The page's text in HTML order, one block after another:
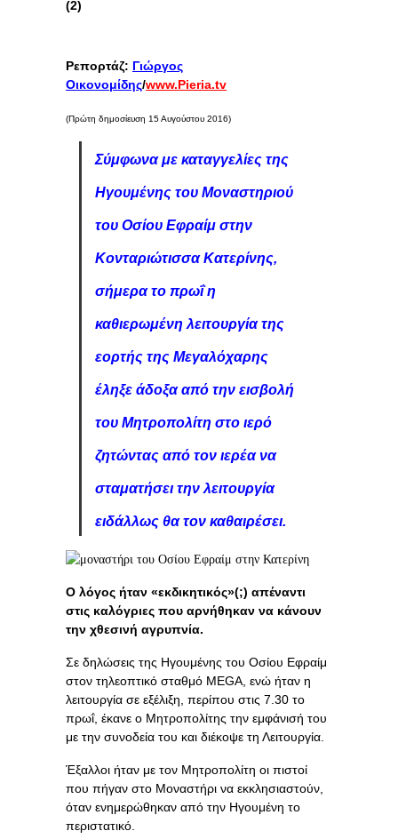
Ρεπορτάζ: Γιώργος
Οικονομίδης/www.Pieria.tv
(Πρώτη δημοσίευση 15 Αυγούστου 2016)
Σύμφωνα με καταγγελίες της
Ηγουμένης του Μοναστηριού
του Οσίου Εφραίμ στην
Κονταριώτισσα Κατερίνης,
σήμερα το πρωΐ η
καθιερωμένη λειτουργία της
εορτής της Μεγαλόχαρης
έληξε άδοξα από την εισβολή
του Μητροπολίτη στο ιερό
ζητώντας από τον ιερέα να
σταματήσει την λειτουργία
ειδάλλως θα τον καθαιρέσει.
Ο λόγος ήταν «εκδικητικός»(;) απέναντι
στις καλόγριες που αρνήθηκαν να κάνουν
την χθεσινή αγρυπνία.
Σε δηλώσεις της Ηγουμένης του Οσίου Εφραίμ
στον τηλεοπτικό σταθμό MEGA, ενώ ήταν η
λειτουργία σε εξέλιξη, περίπου στις 7.30 το
πρωΐ, έκανε ο Μητροπολίτης την εμφάνισή του
με την συνοδεία του και διέκοψε τη Λειτουργία.
Έξαλλοι ήταν με τον Μητροπολίτη οι πιστοί
που πήγαν στο Μοναστήρι να εκκλησιαστούν,
όταν ενημερώθηκαν από την Ηγουμένη το
περιστατικό.